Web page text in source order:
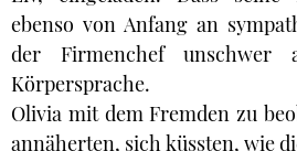
ebenso von Anfang an
der Firmenchef unschwer
Körpersprache.
Olivia mit dem Fremden zu
annäherten, sich küssten, wie